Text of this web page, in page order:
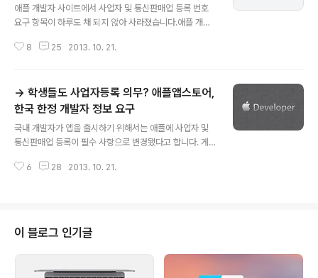
애플 개발자 사이트에서 사업자 및 통신판매업 등록 번호
요구 항목이 하루도 채 되지 않아 사라졌습니다.애플 개발
아이튠즈 커넥트 사이트에 나타나던 사업자 및 통신판매업
나 업데이트할 수 있는 상태입니다. 또 외국인이 한국 계정
에 앱을 판매할 때 요구하던 개인정보 입력도 더는 나타나
지 않는다고 합니다.이번 사태와 관련해 국민일보에 막 올
라온 기사입니다.치고 빠지기?…애플 한국개발자 사업등록
의무화, 하루 만에 사라져"영세 개인개발자들을 ‘멘붕’에
빠뜨렸던 애플 한국 앱스토어의 사업자·통신판매업 등록
8 25 2013. 10. 21.
→ 학생들도 사업자등록 의무? 애플앱스토어,
한국 한정 개발자 정보 요구
국내 개발자가 앱을 출시하기 위해서는 애플에 사업자 및
통신판매업 등록이 필수 사항으로 변경됐다고 합니다. 게
실명과 전화번호와 주소 등을 이용자들에게 공개해야하는
자 하는 모든 개발자들에게 사업자 등록 및 통신사업자 등
록이 의무화된다. 지난 20일, 애플 앱스토어는 한국의 개
발자 등록페이지에 사업자 등록 번호 및 통신 판매 등록 번
호를 요구하는 입력란을 추가했다. 해당 정보는 한국의 애
6 28 2013. 10. 21.
이 블로그 인기글